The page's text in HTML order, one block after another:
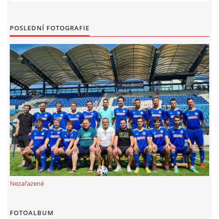
POSLEDNÍ FOTOGRAFIE
Nezařazené
FOTOALBUM